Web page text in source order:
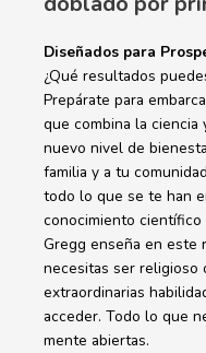
Diseñados para
¿Qué resultados
Prepárate para
que combina la ciencia
nuevo nivel de
familia y a tu
todo lo que se te han
conocimiento
Gregg enseña en este
necesitas ser religioso
extraordinarias
acceder. Todo lo que
mente abiertas.